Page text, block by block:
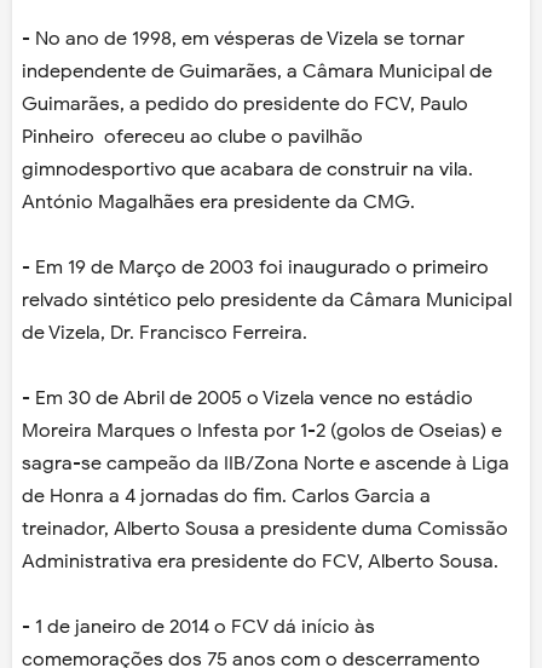
- No ano de 1998, em vésperas de Vizela se tornar
independente de Guimarães, a Câmara Municipal de
Guimarães, a pedido do presidente do FCV, Paulo
Pinheiro ofereceu ao clube o pavilhão
gimnodesportivo que acabara de construir na vila.
António Magalhães era presidente da CMG.
- Em 19 de Março de 2003 foi inaugurado o primeiro
relvado sintético pelo presidente da Câmara Municipal
de Vizela, Dr. Francisco Ferreira.
- Em 30 de Abril de 2005 o Vizela vence no estádio
Moreira Marques o Infesta por 1-2 (golos de Oseias) e
sagra-se campeão da IIB/Zona Norte e ascende à Liga
de Honra a 4 jornadas do fim. Carlos Garcia a
treinador, Alberto Sousa a presidente duma Comissão
Administrativa era presidente do FCV, Alberto Sousa.
- 1 de janeiro de 2014 o FCV dá início às
comemorações dos 75 anos com o descerramento